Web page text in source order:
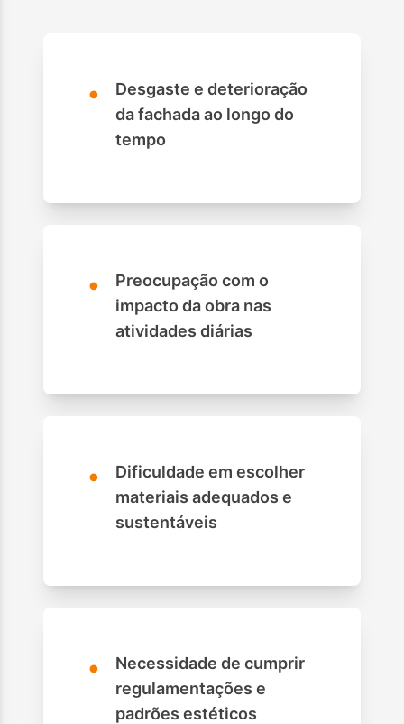
•
Desgaste e deterioração
da fachada ao longo do
tempo
•
Preocupação com o
impacto da obra nas
atividades diárias
•
Dificuldade em escolher
materiais adequados e
sustentáveis
•
Necessidade de cumprir
regulamentações e
padrões estéticos